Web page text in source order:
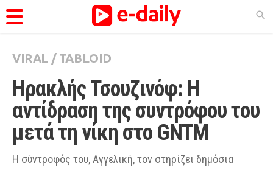
ΚΑΤΗΓΟΡΊΕΣ
Ειδήσεις
Θέματα
Videos
Podcasts
VIRAL / TABLOID
Ηρακλής Τσουζινόφ: Η
αντίδραση της συντρόφου του
μετά τη νίκη στο GNTM
Η σύντροφός του, Αγγελική, τον στηρίζει δημόσια